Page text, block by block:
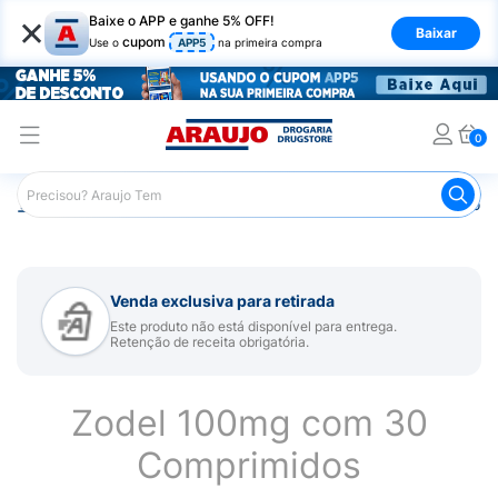
× Baixe o APP e ganhe 5% OFF!
Use o cupom APP5 na primeira compra
Baixar
0
Araujo Medicamentos Remédio para Sistema Nervoso
Venda exclusiva para retirada
Este produto não está disponível para entrega.
Retenção de receita obrigatória.
Zodel 100mg com 30
Comprimidos